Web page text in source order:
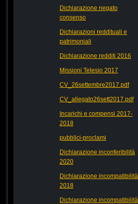
Dichiarazione negato
consenso
Dichiarazioni reddituali e
patrimoniali
Dichiarazione redditi 2016
Missioni Telesio 2017
CV_26settembre2017.pdf
CV_allegato26sett2017.pdf
Incarichi e compensi 2017-
2018
pubblici-proclami
Dichiarazione inconferibilità
2020
Dichiarazione incompatibilità
2018
Dichiarazione incompatibilità